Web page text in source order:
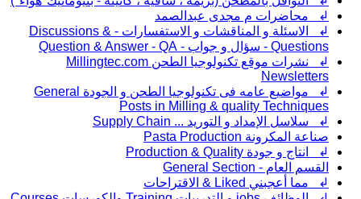
↲ محاضرات م مجدى عبدالصمد
↲ الاسئلة و المناقشات و الاستفسارات - Discussions &
Questions - سؤال و جواب - Question & Answer - QA
↲ نشرات موقع تكنولوجيا الطحن Millingtec.com
Newsletters
↲ مواضيع عامه فى تكنولوجيا الطحن و الجودة General
Posts in Milling & quality Techniques
↲ سلاسل الإمداد و التوريد ... Supply Chain
صناعة المكرونة Pasta Production
↲ انتاج و جودة Production & Quality
القسم العام - General Section
↲ مما أعجبني Liked & الاقتراحات